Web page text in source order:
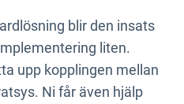
blir den insats
liten.
upp kopplingen mellan
Ni får även hjälp